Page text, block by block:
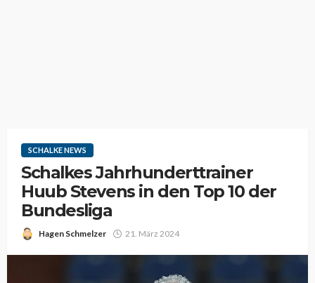
SCHALKE NEWS
Schalkes Jahrhunderttrainer
Huub Stevens in den Top 10 der
Bundesliga
Hagen Schmelzer 21. März 2024